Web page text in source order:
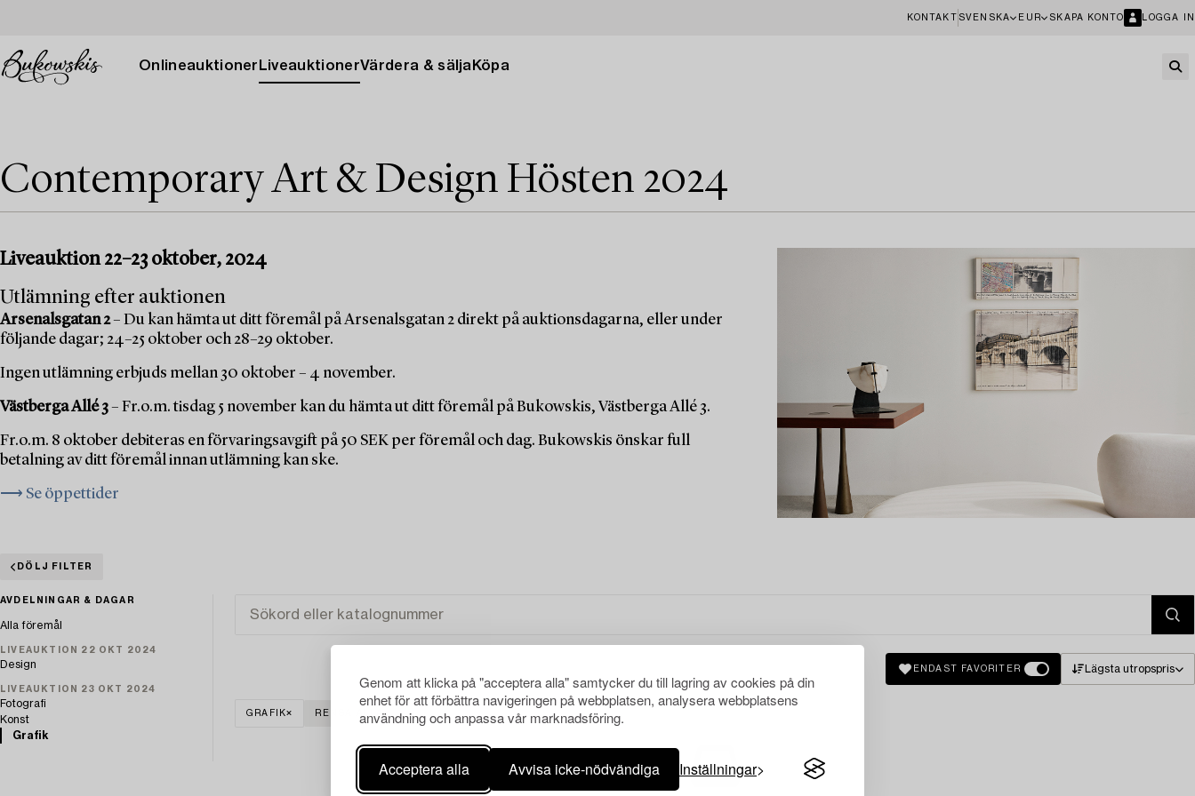
Genom att klicka på "acceptera alla" samtycker du till lagring av cookies på din
enhet för att förbättra navigeringen på webbplatsen, analysera webbplatsens
användning och anpassa vår marknadsföring.
Acceptera alla Avvisa icke-nödvändiga Inställningar
KONTAKT SVENSKA EUR SKAPA KONTO LOGGA IN
Onlineauktioner LiveauktionerVärdera & sälja Köpa
Contemporary Art & Design Hösten 2024
Liveauktion 22–23 oktober, 2024
Utlämning efter auktionen
Arsenalsgatan 2– Du kan hämta ut ditt föremål på Arsenalsgatan 2 direkt på auktionsdagarna, eller under
följande dagar; 24–25 oktober och 28–29 oktober.
Ingen utlämning erbjuds mellan 30 oktober – 4 november.
Västberga Allé 3– Fr.o.m. tisdag 5 november kan du hämta ut ditt föremål på Bukowskis, Västberga Allé 3.
Fr.o.m. 8 oktober debiteras en förvaringsavgift på 50 SEK per föremål och dag. Bukowskis önskar full
betalning av ditt föremål innan utlämning kan ske.
⟶ Se öppettider
DÖLJ FILTER
AVDELNINGAR & DAGAR
Alla föremål
LIVEAUKTION 22 OKT 2024
Design
LIVEAUKTION 23 OKT 2024
Fotografi
Konst
Grafik
ENDAST FAVORITER Lägsta utropspris
GRAFIK RENSA ALLA